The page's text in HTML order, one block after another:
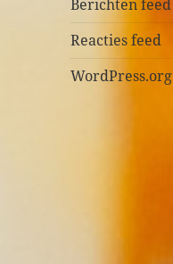
Berichten feed
Reacties feed
WordPress.org